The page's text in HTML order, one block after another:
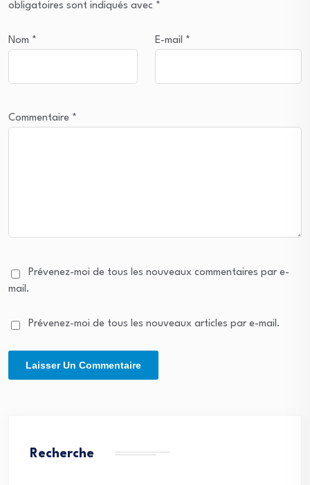
obligatoires sont indiqués avec *
Nom * E-mail *
Commentaire *
Prévenez-moi de tous les nouveaux commentaires par e-
mail.
Prévenez-moi de tous les nouveaux articles par e-mail.
Recherche